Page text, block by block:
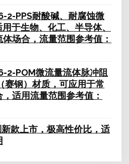
2-PPS耐酸碱、耐腐蚀微
于生物、化工、半导体、
场合，流量范围参考值：
2-POM微流量流体脉冲阻
赛钢）材质，可应用于常
适用流量范围参考值：
款上市，极高性价比，适